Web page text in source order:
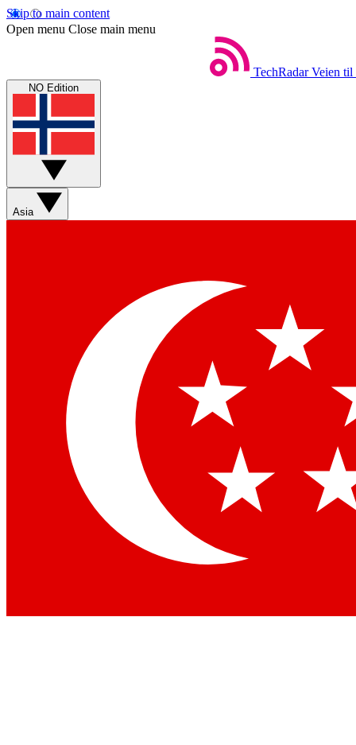
Skip to main content
Open menu Close main menu
TechRadar Veien til
NO Edition
Asia